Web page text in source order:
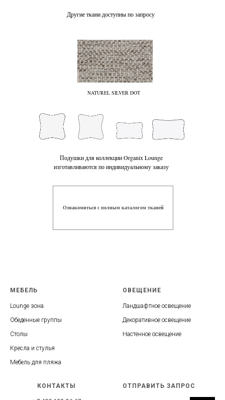
NATUREL SILVER DOT
Другие ткани доступны по запросу
Ознакомиться с полным каталогом тканей
Подушки для коллекции Organix Lounge
изготавливаются по индивидуальному заказу
МЕБЕЛЬ
Lounge зона
Обеденные группы
Столы
Кресла и стулья
Мебель для пляжа
ОВЕЩЕНИЕ
Ландшафтное освещение
Декоративное освещение
Настенное освещение
КОНТАКТЫ ОТПРАВИТЬ ЗАПРОС